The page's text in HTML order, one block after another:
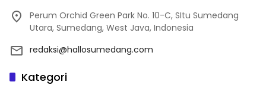
Perum Orchid Green Park No. 10-C, SItu Sumedang
Utara, Sumedang, West Java, Indonesia
redaksi@hallosumedang.com
Kategori